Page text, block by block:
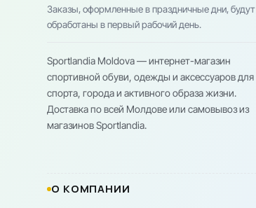
Заказы, оформленные в праздничные дни, будут
обработаны в первый рабочий день.
Sportlandia Moldova — интернет-магазин
спортивной обуви, одежды и аксессуаров для
спорта, города и активного образа жизни.
Доставка по всей Молдове или самовывоз из
магазинов Sportlandia.
О КОМПАНИИ